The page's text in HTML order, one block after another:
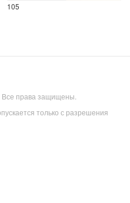
105
права защищены.
только с разрешения